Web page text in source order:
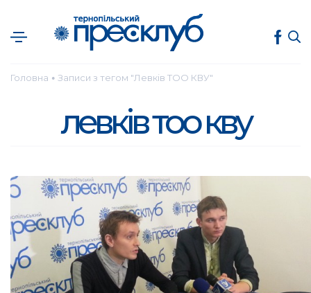
Головна ● Записи з тегом "Левків ТОО КВУ"
левків тоо кву